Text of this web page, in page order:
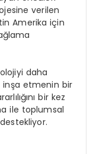
verilen
Amerika için
daha
inşa etmenin bir
bir kez
ile toplumsal